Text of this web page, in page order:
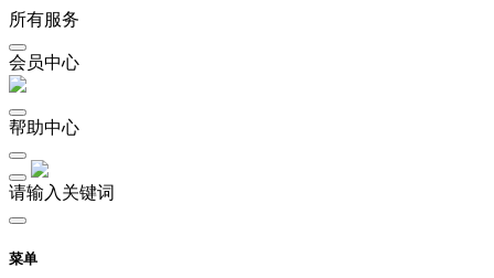
所有服务
会员中心
帮助中心
请输入关键词
菜单